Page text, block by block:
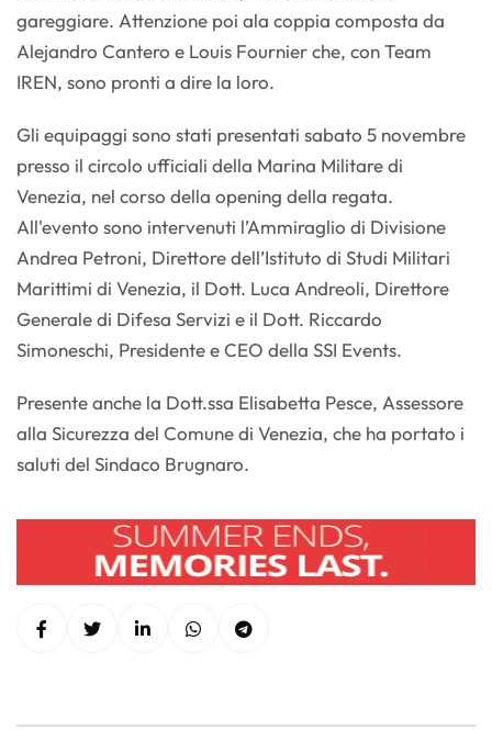
gareggiare. Attenzione poi ala coppia composta da
Alejandro Cantero e Louis Fournier che, con Team
IREN, sono pronti a dire la loro.
Gli equipaggi sono stati presentati sabato 5 novembre
presso il circolo ufficiali della Marina Militare di
Venezia, nel corso della opening della regata.
All'evento sono intervenuti l’Ammiraglio di Divisione
Andrea Petroni, Direttore dell’Istituto di Studi Militari
Marittimi di Venezia, il Dott. Luca Andreoli, Direttore
Generale di Difesa Servizi e il Dott. Riccardo
Simoneschi, Presidente e CEO della SSI Events.
Presente anche la Dott.ssa Elisabetta Pesce, Assessore
alla Sicurezza del Comune di Venezia, che ha portato i
saluti del Sindaco Brugnaro.